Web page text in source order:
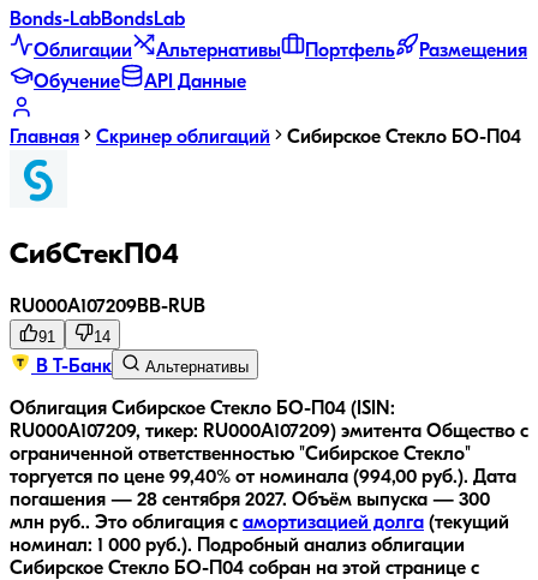
Bonds-LabBondsLab
Облигации
Альтернативы Портфель
Размещения
Обучение
API Данные
Главная Скринер облигаций Сибирское Стекло БО-П04
СибСтекП04
RU000A107209BB-RUB
91 14
В Т-Банк Альтернативы
Облигация Сибирское Стекло БО-П04 (ISIN:
RU000A107209, тикер: RU000A107209) эмитента Общество с
ограниченной ответственностью "Сибирское Стекло"
торгуется по цене 99,40% от номинала (994,00 руб.). Дата
погашения — 28 сентября 2027. Объём выпуска — 300
млн руб.. Это облигация с амортизацией долга (текущий
номинал: 1 000 руб.).
Подробный анализ облигации
Сибирское Стекло БО-П04 собран на этой странице с